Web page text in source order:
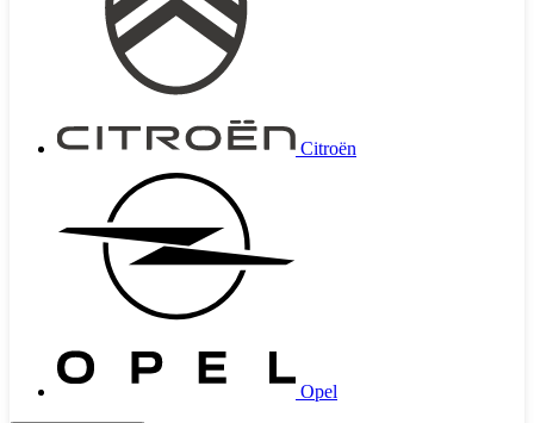
Citroën
Opel